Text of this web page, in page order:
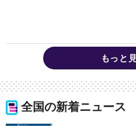
もっと
全国の新着ニュース